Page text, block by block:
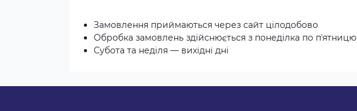
Замовлення приймаються через сайт цілодобово
Обробка замовлень здійснюється з понеділка по пʼятницю
Субота та неділя — вихідні дні